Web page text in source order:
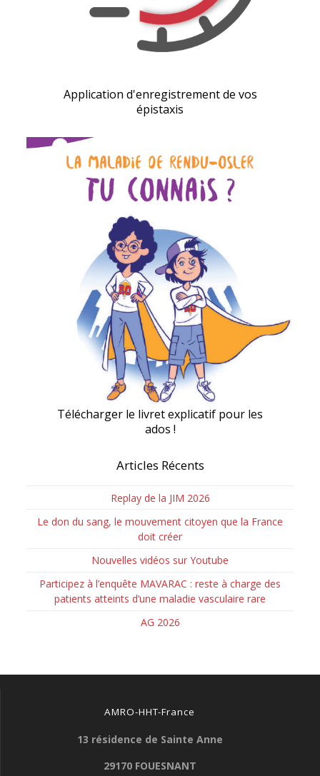
Application d'enregistrement de vos
épistaxis
Télécharger le livret explicatif pour les
ados !
Articles Récents
Replay de la JIM 2026
Le don du sang, le mouvement citoyen que la France
doit créer
Nouvelles vidéos sur Youtube
Participez à l’enquête MAVARAC : reste à charge des
patients atteints d’une maladie vasculaire rare
AG 2026
AMRO-HHT-France
13 résidence de Sainte Anne
29170 FOUESNANT